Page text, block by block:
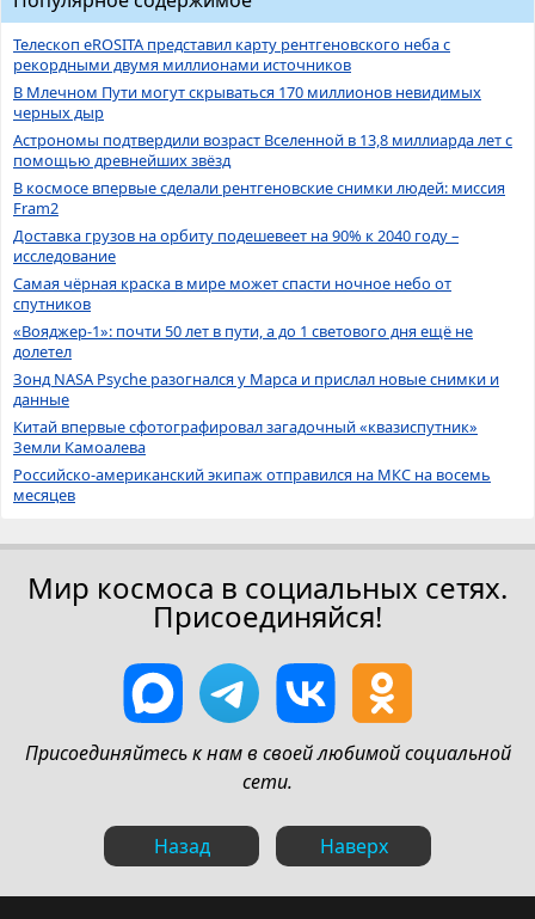
Телескоп eROSITA представил карту рентгеновского неба с
рекордными двумя миллионами источников
В Млечном Пути могут скрываться 170 миллионов невидимых
черных дыр
Астрономы подтвердили возраст Вселенной в 13,8 миллиарда лет с
помощью древнейших звёзд
В космосе впервые сделали рентгеновские снимки людей: миссия
Fram2
Доставка грузов на орбиту подешевеет на 90% к 2040 году –
исследование
Самая чёрная краска в мире может спасти ночное небо от
спутников
«Вояджер-1»: почти 50 лет в пути, а до 1 светового дня ещё не
долетел
Зонд NASA Psyche разогнался у Марса и прислал новые снимки и
данные
Китай впервые сфотографировал загадочный «квазиспутник»
Земли Камоалева
Российско-американский экипаж отправился на МКС на восемь
месяцев
Мир космоса в социальных сетях.
Присоединяйся!
Присоединяйтесь к нам в своей любимой социальной
сети.
Назад Наверх